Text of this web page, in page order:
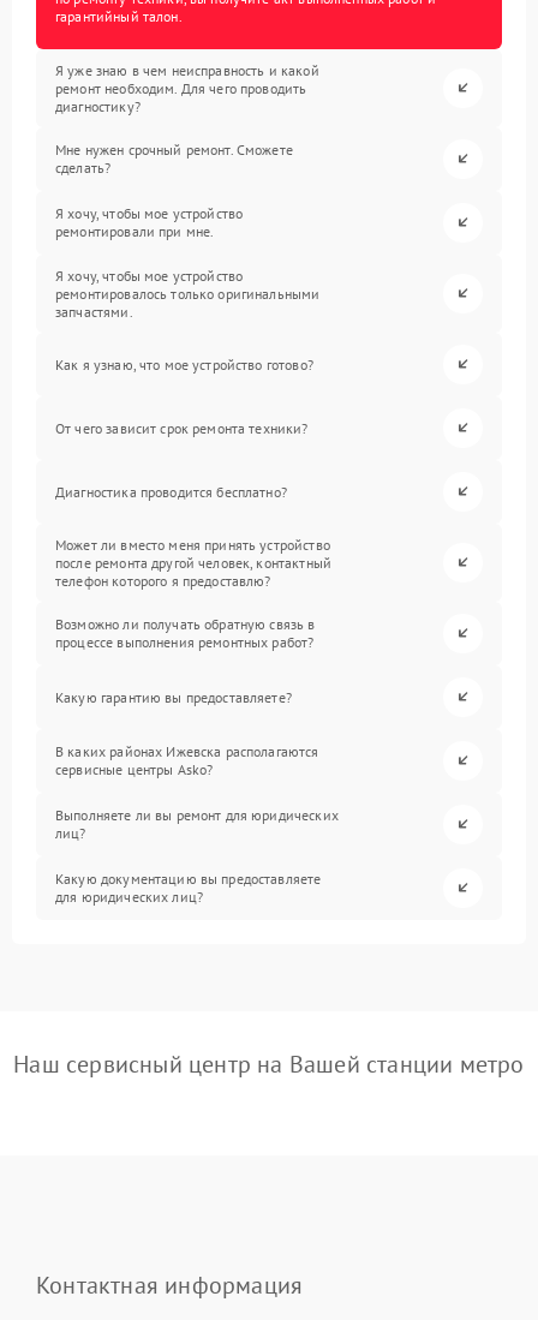
гарантийный талон.
Я уже знаю в чем неисправность и какой
ремонт необходим. Для чего проводить
диагностику?
Мне нужен срочный ремонт. Сможете
сделать?
Я хочу, чтобы мое устройство
ремонтировали при мне.
Я хочу, чтобы мое устройство
ремонтировалось только оригинальными
запчастями.
Как я узнаю, что мое устройство готово?
От чего зависит срок ремонта техники?
Диагностика проводится бесплатно?
Может ли вместо меня принять устройство
после ремонта другой человек, контактный
телефон которого я предоставлю?
Возможно ли получать обратную связь в
процессе выполнения ремонтных работ?
Какую гарантию вы предоставляете?
В каких районах Ижевска располагаются
сервисные центры Asko?
Выполняете ли вы ремонт для юридических
лиц?
Какую документацию вы предоставляете
для юридических лиц?
Наш сервисный центр на Вашей станции метро
Контактная информация